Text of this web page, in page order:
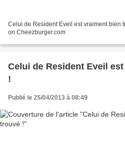
Celui de Resident Eveil est vraiment bien
on Cheezburger.com
Celui de Resident Eveil
!
Publié le 25/04/2013 à 08:49